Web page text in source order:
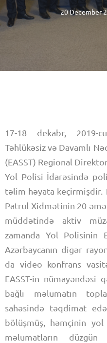
20 December
17-18 dekabr,
Təhlükəsiz və Davamlı
(EASST) Regional
Yol Polisi İdarəsində
təlim həyata keçirmişdir.
Patrul Xidmətinin 20
müddətində aktiv
zamanda Yol Polisinin
Azərbaycanın digər
da video konfrans
EASST-in nümayəndəsi
bağlı məlumatın
sahəsində təqdimat
bölüşmüş, həmçinin
məlumatların